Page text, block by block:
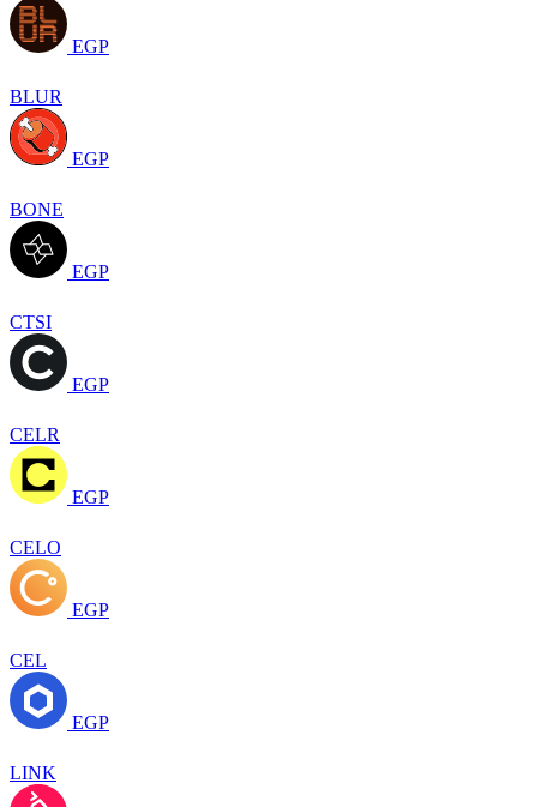
EGP
BLUR
EGP
BONE
EGP
CTSI
EGP
CELR
EGP
CELO
EGP
CEL
EGP
LINK